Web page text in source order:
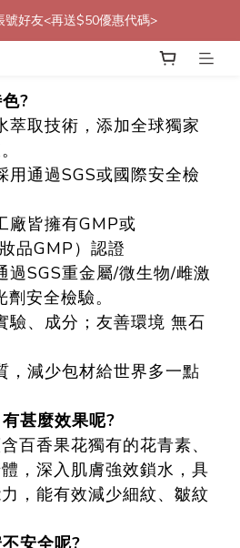
$50購物金<立即註冊>
號好友<再送$50優惠代碼>
?
萃取技術，添加全球獨家
用通過SGS或國際安全檢
廠皆擁有GMP或
品GMP）認證
過SGS重金屬/微生物/雌激
安全檢驗。
驗、成分；友善環境 無石
，減少包材給世界多一點
甚麼效果呢?
百香果花獨有的花青素、
，深入肌膚強效鎖水，具
，能有效減少細紋、皺紋
安全呢?